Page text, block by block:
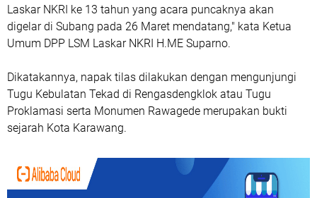
Laskar NKRI ke 13 tahun yang acara puncaknya akan
digelar di Subang pada 26 Maret mendatang," kata Ketua
Umum DPP LSM Laskar NKRI H.ME Suparno.
Dikatakannya, napak tilas dilakukan dengan mengunjungi
Tugu Kebulatan Tekad di Rengasdengklok atau Tugu
Proklamasi serta Monumen Rawagede merupakan bukti
sejarah Kota Karawang.